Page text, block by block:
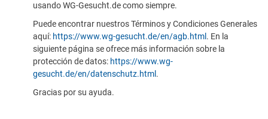
usando WG-Gesucht.de como siempre.
Puede encontrar nuestros Términos y Condiciones Generales
aquí: https://www.wg-gesucht.de/en/agb.html . En la
siguiente página se ofrece más información sobre la
protección de datos: https://www.wg-
gesucht.de/en/datenschutz.html .
Gracias por su ayuda.